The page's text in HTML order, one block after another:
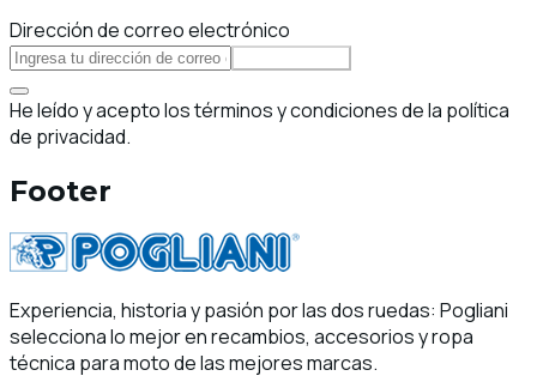
Dirección de correo electrónico
He leído y acepto los términos y condiciones de la política
de privacidad.
Footer
Experiencia, historia y pasión por las dos ruedas: Pogliani
selecciona lo mejor en recambios, accesorios y ropa
técnica para moto de las mejores marcas.